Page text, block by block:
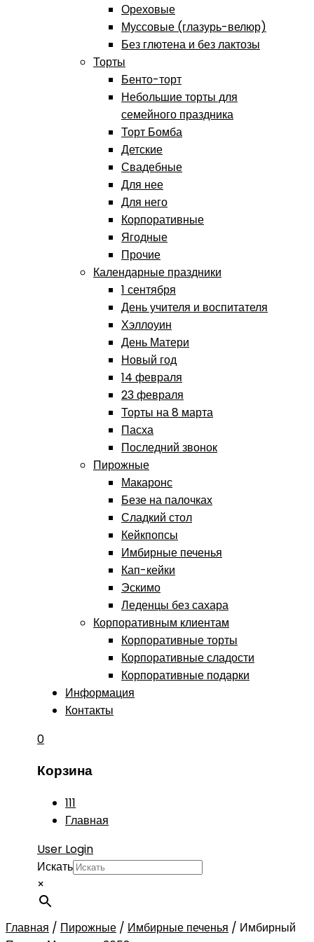
Ореховые
Муссовые (глазурь-велюр)
Без глютена и без лактозы
Торты
Бенто-торт
Небольшие торты для
семейного праздника
Торт Бомба
Детские
Свадебные
Для нее
Для него
Корпоративные
Ягодные
Прочие
Календарные праздники
1 сентября
День учителя и воспитателя
Хэллоуин
День Матери
Новый год
14 февраля
23 февраля
Торты на 8 марта
Пасха
Последний звонок
Пирожные
Макаронс
Безе на палочках
Сладкий стол
Кейкпопсы
Имбирные печенья
Кап-кейки
Эскимо
Леденцы без сахара
Корпоративным клиентам
Корпоративные торты
Корпоративные сладости
Корпоративные подарки
Информация
Контакты
0
Корзина
111
Главная
User Login
Искать
×
Главная / Пирожные / Имбирные печенья / Имбирный